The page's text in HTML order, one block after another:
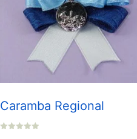
Caramba Regional